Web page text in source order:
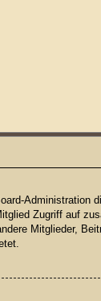
Zugriff auf
Mitglieder,